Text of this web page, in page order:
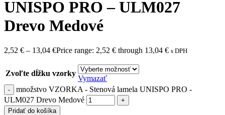
UNISPO PRO – ULM027
Drevo Medové
2,52 € – 13,04 €Price range: 2,52 € through 13,04 € s DPH
Zvoľte dĺžku vzorky
Vymazať
množstvo VZORKA - Stenová lamela UNISPO PRO -
ULM027 Drevo Medové
Pridať do košíka